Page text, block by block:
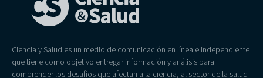
Ciencia y Salud es un medio de comunicación en línea e independiente
que tiene como objetivo entregar información y análisis para
comprender los desafíos que afectan a la ciencia, al sector de la salud